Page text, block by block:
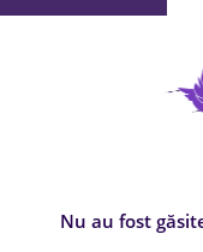
Nu au fost